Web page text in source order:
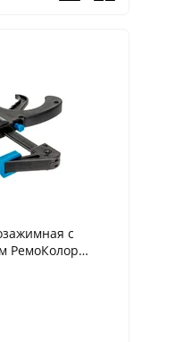
с
РемоКолор